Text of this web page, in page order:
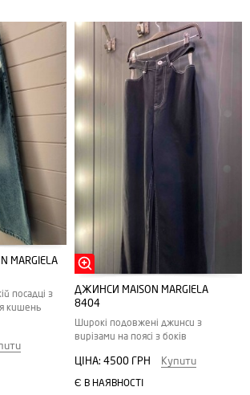
MARGIELA
посадці з
кишень
ДЖИНСИ MAISON MARGIELA
8404
Широкі подовжені джинси з
вирізами на поясі з боків
ЦІНА: 4500 ГРН Купити
Є В НАЯВНОСТІ